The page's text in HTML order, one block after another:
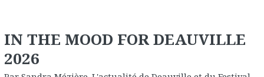
IN THE MOOD FOR DEAUVILLE
2026